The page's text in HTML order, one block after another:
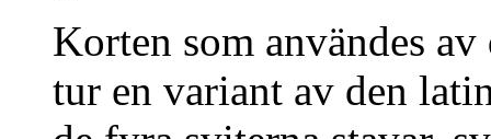
Korten som användes
tur en variant av den